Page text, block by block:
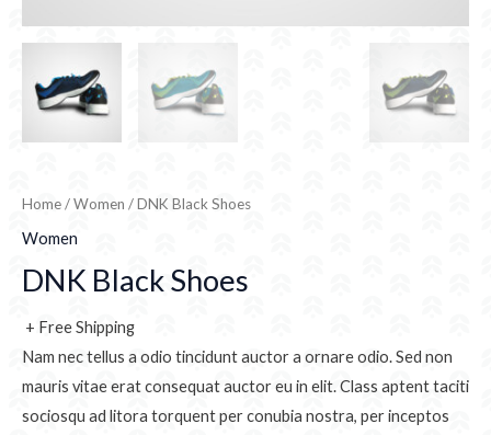
Home/Women / DNK Black Shoes
Women
DNK Black Shoes
+ Free Shipping
Nam nec tellus a odio tincidunt auctor a ornare odio. Sed non
mauris vitae erat consequat auctor eu in elit. Class aptent taciti
sociosqu ad litora torquent per conubia nostra, per inceptos